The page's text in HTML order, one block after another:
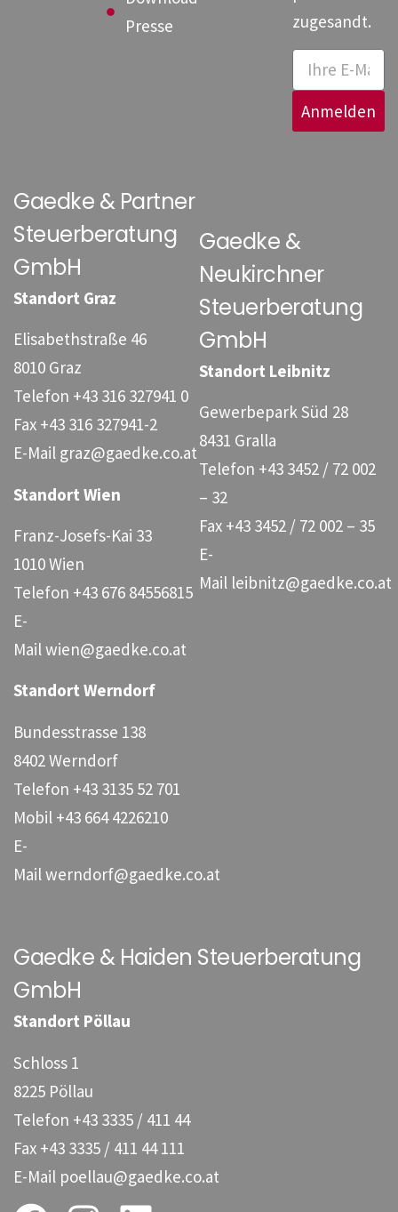
Presse
zugesandt.
Anmelden
Gaedke & Partner
Steuerberatung
GmbH
Standort Graz
Elisabethstraße 46
8010 Graz
Telefon +43 316 327941 0
Fax +43 316 327941-2
E-Mail graz@gaedke.co.at
Standort Wien
Franz-Josefs-Kai 33
1010 Wien
Telefon +43 676 84556815
E-
Mailwien@gaedke.co.at
Standort Werndorf
Bundesstrasse 138
8402 Werndorf
Telefon +43 3135 52 701
Mobil +43 664 4226210
E-
Mail werndorf@gaedke.co.at
Gaedke &
Neukirchner
Steuerberatung
GmbH
Standort Leibnitz
Gewerbepark Süd 28
8431 Gralla
Telefon +43 3452 / 72 002
– 32
Fax +43 3452 / 72 002 – 35
E-
Mail leibnitz@gaedke.co.at
Gaedke & Haiden Steuerberatung
GmbH
Standort Pöllau
Schloss 1
8225 Pöllau
Telefon +43 3335 / 411 44
Fax +43 3335 / 411 44 111
E-Mail poellau@gaedke.co.at